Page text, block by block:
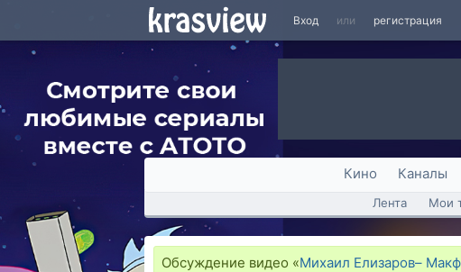
Вход или регистрация
Кино Каналы
Лента Мои
Обсуждение видео «Михаил Елизаров–